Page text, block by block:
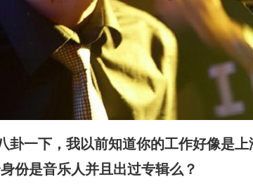
卦一下，我以前知道你的工作好像是
份是音乐人并且出过专辑么？